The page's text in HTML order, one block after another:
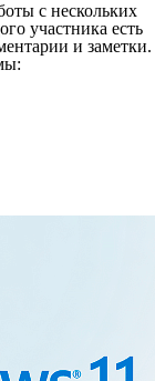
с нескольких
участника есть
и заметки.